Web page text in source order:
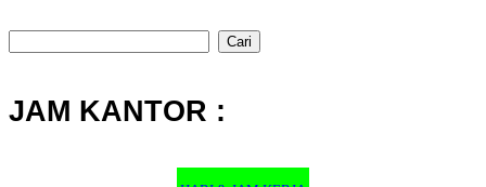
Cari
JAM KANTOR :